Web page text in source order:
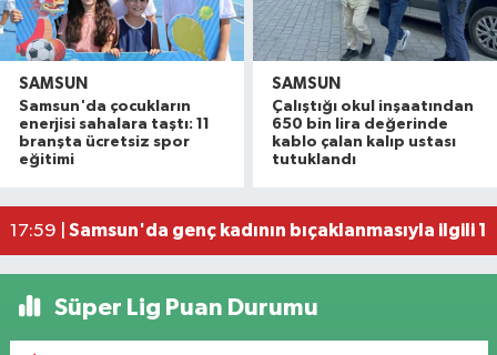
SAMSUN
Samsun'da çocukların
enerjisi sahalara taştı: 11
branşta ücretsiz spor
eğitimi
SAMSUN
Çalıştığı okul inşaatından
650 bin lira değerinde
kablo çalan kalıp ustası
tutuklandı
22:58 |İller Arası Muay Thai Açık Hava Turnuvası
22:36 |Konteyner ev alevlere teslim oldu
19:59 | NebiyanFest başladı: 7 yaşındaki çocuktan
17:59 | Samsun'da genç kadının bıçaklanmasıyla ilgili 1
Süper Lig Puan Durumu